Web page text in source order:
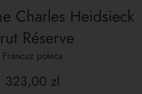
Charles Heidsieck
Réserve
Francuz poleca
Cena
323,00 zl